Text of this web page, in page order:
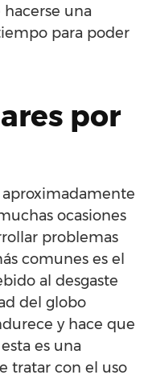
una
para poder
por
ocasiones
problemas
comunes es el
al desgaste
del globo
y hace que
es una
tratar con el uso